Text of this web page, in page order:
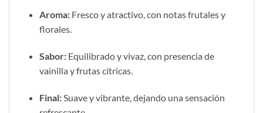
Aroma:Fresco y atractivo, con notas frutales y
florales.
Sabor:Equilibrado y vivaz, con presencia de
vainilla y frutas cítricas.
Final:Suave y vibrante, dejando una sensación